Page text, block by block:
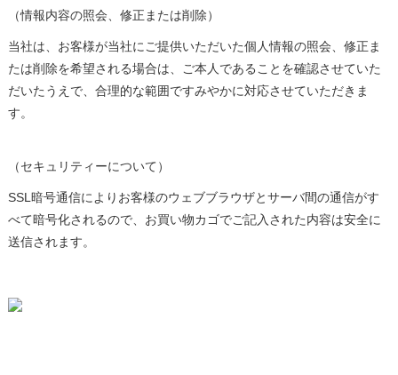
（情報内容の照会、修正または削除）
当社は、お客様が当社にご提供いただいた個人情報の照会、修正ま
たは削除を希望される場合は、ご本人であることを確認させていた
だいたうえで、合理的な範囲ですみやかに対応させていただきま
す。
（セキュリティーについて）
SSL暗号通信によりお客様のウェブブラウザとサーバ間の通信がす
べて暗号化されるので、お買い物カゴでご記入された内容は安全に
送信されます。